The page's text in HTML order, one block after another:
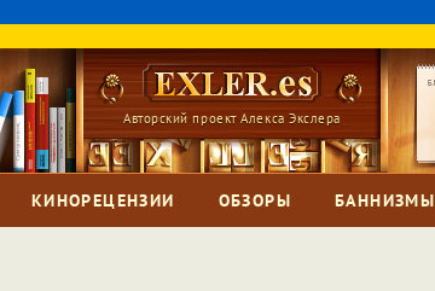
Авторский проект Алекса Экслера
КИНОРЕЦЕНЗИИ ОБЗОРЫ БАННИЗМЫ